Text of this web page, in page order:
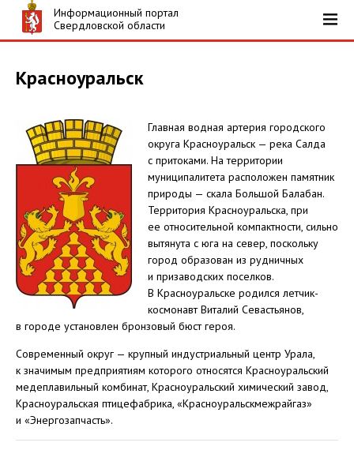
Информационный портал
Свердловской области
Красноуральск
Главная водная артерия городского
округа Красноуральск — река Салда
с притоками. На территории
муниципалитета расположен памятник
природы — скала Большой Балабан.
Территория Красноуральска, при
ее относительной компактности, сильно
вытянута с юга на север, поскольку
город образован из рудничных
и призаводских поселков.
В Красноуральске родился летчик-
космонавт Виталий Севастьянов,
в городе установлен бронзовый бюст героя.
Современный округ — крупный индустриальный центр Урала,
к значимым предприятиям которого относятся Красноуральский
медеплавильный комбинат, Красноуральский химический завод,
Красноуральская птицефабрика, «Красноуральскмежрайгаз»
и «Энергозапчасть».